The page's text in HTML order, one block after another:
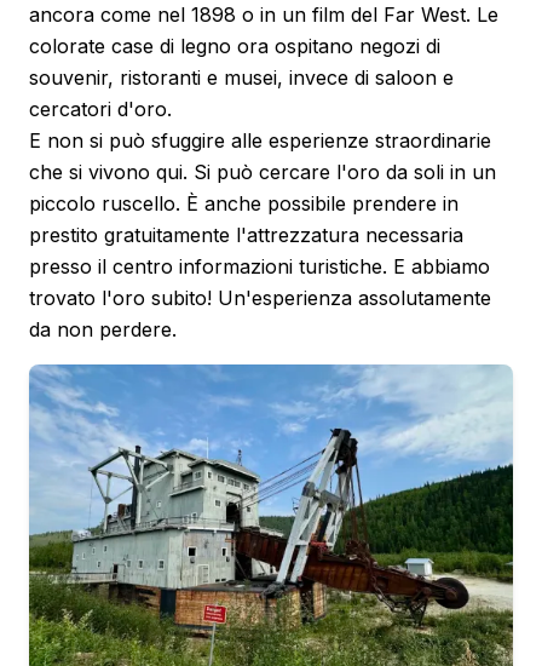
ancora come nel 1898 o in un film del Far West. Le
colorate case di legno ora ospitano negozi di
souvenir, ristoranti e musei, invece di saloon e
cercatori d'oro.
E non si può sfuggire alle esperienze straordinarie
che si vivono qui. Si può cercare l'oro da soli in un
piccolo ruscello. È anche possibile prendere in
prestito gratuitamente l'attrezzatura necessaria
presso il centro informazioni turistiche. E abbiamo
trovato l'oro subito! Un'esperienza assolutamente
da non perdere.